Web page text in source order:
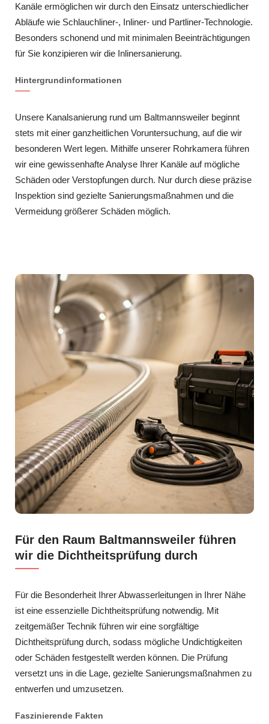
Kanäle ermöglichen wir durch den Einsatz unterschiedlicher
Abläufe wie Schlauchliner-, Inliner- und Partliner-Technologie.
Besonders schonend und mit minimalen Beeinträchtigungen
für Sie konzipieren wir die Inlinersanierung.
Hintergrundinformationen
Unsere Kanalsanierung rund um Baltmannsweiler beginnt
stets mit einer ganzheitlichen Voruntersuchung, auf die wir
besonderen Wert legen. Mithilfe unserer Rohrkamera führen
wir eine gewissenhafte Analyse Ihrer Kanäle auf mögliche
Schäden oder Verstopfungen durch. Nur durch diese präzise
Inspektion sind gezielte Sanierungsmaßnahmen und die
Vermeidung größerer Schäden möglich.
Für den Raum Baltmannsweiler führen
wir die Dichtheitsprüfung durch
Für die Besonderheit Ihrer Abwasserleitungen in Ihrer Nähe
ist eine essenzielle Dichtheitsprüfung notwendig. Mit
zeitgemäßer Technik führen wir eine sorgfältige
Dichtheitsprüfung durch, sodass mögliche Undichtigkeiten
oder Schäden festgestellt werden können. Die Prüfung
versetzt uns in die Lage, gezielte Sanierungsmaßnahmen zu
entwerfen und umzusetzen.
Faszinierende Fakten